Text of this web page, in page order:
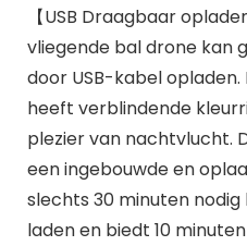
【USB Draagbaar
vliegende bal drone kan
door USB-kabel
heeft verblindende
plezier van nachtvlucht.
een ingebouwde en
slechts 30 minuten
laden en biedt 10